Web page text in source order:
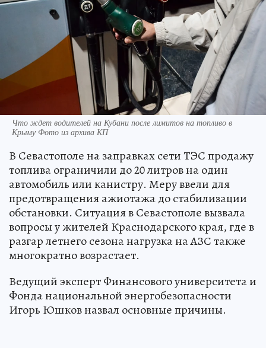
Что ждет водителей на Кубани после лимитов на топливо в
Крыму Фото из архива КП
В Севастополе на заправках сети ТЭС продажу
топлива ограничили до 20 литров на один
автомобиль или канистру. Меру ввели для
предотвращения ажиотажа до стабилизации
обстановки. Ситуация в Севастополе вызвала
вопросы у жителей Краснодарского края, где в
разгар летнего сезона нагрузка на АЗС также
многократно возрастает.
Ведущий эксперт Финансового университета и
Фонда национальной энергобезопасности
Игорь Юшков назвал основные причины.